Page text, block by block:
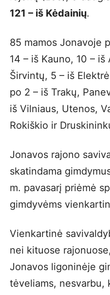
121 – iš Kėdainių.
85 mamos Jonavoje
14 – iš Kauno, 10 –
Širvintų, 5 – iš
po 2 – iš Trakų,
iš Vilniaus, Utenos,
Rokiškio ir
Jonavos rajono
skatindama
m. pavasarį priėmė
gimdyvėms
Vienkartinė
nei kituose
Jonavos ligoninėje
tėveliams, nesvarbu,